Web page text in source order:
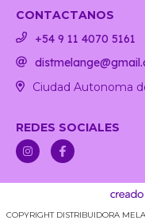
CONTACTANOS
+54 9 11 4070 5161
Ciudad Autonoma
REDES SOCIALES
COPYRIGHT DISTRIBUIDORA